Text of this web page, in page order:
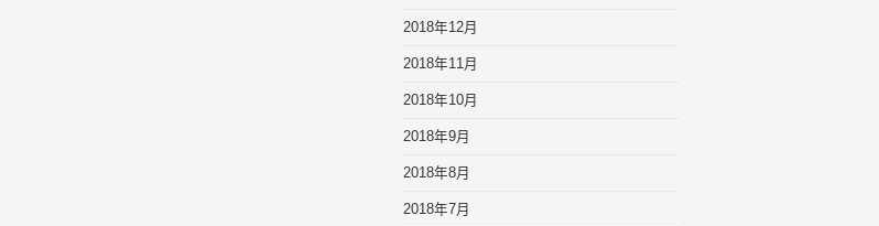
2018年12月
2018年11月
2018年10月
2018年9月
2018年8月
2018年7月